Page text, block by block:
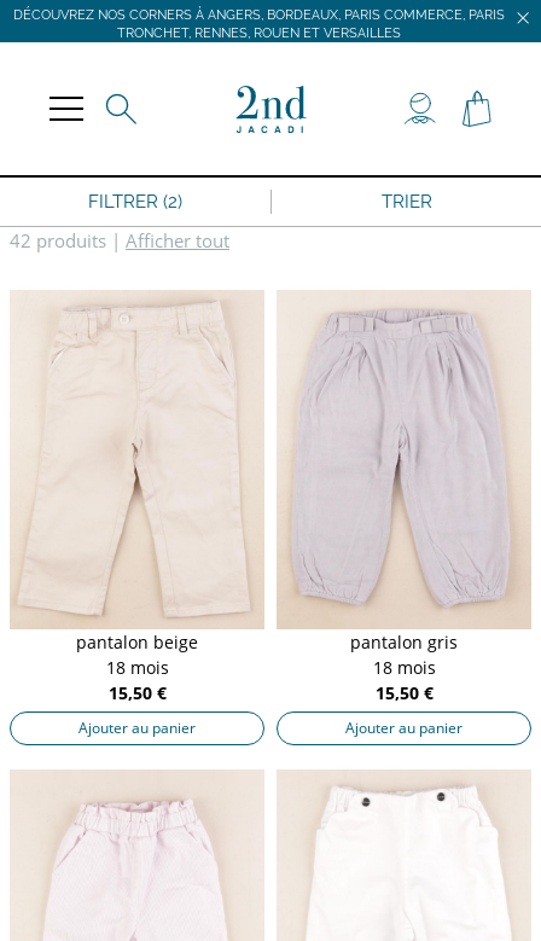
DÉCOUVREZ NOS CORNERS À ANGERS, BORDEAUX, PARIS COMMERCE, PARIS
TRONCHET, RENNES, ROUEN ET VERSAILLES
DÉCOUVREZ NOS CORNERS À ANGERS, BORDEAUX, PARIS COMMERCE, PARIS
TRONCHET, RENNES, ROUEN ET VERSAILLES
FILTRER (2) TRIER
42 produits | Afficher tout
pantalon beige
18 mois
15,50 €
Ajouter au panier
pantalon gris
18 mois
15,50 €
Ajouter au panier